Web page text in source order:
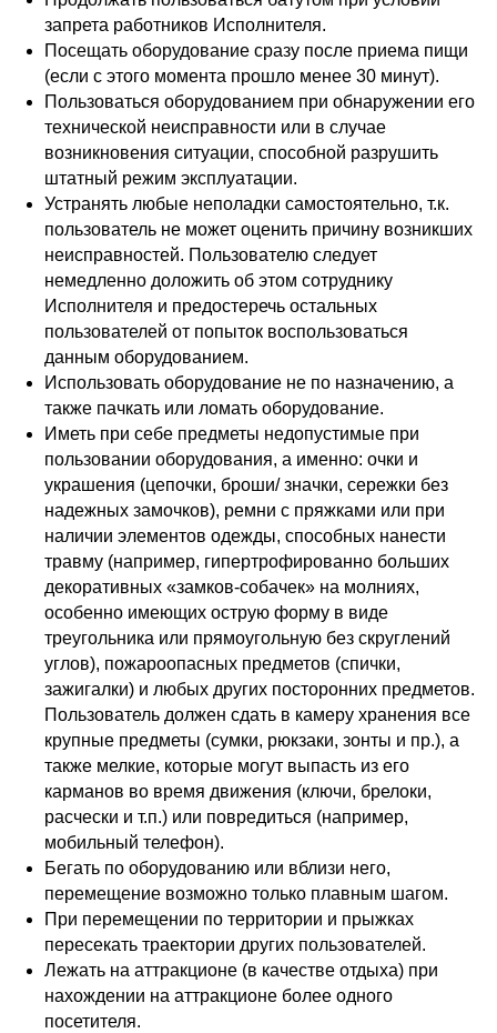
запрета работников Исполнителя.
Посещать оборудование сразу после приема пищи
(если с этого момента прошло менее 30 минут).
Пользоваться оборудованием при обнаружении его
технической неисправности или в случае
возникновения ситуации, способной разрушить
штатный режим эксплуатации.
Устранять любые неполадки самостоятельно, т.к.
пользователь не может оценить причину возникших
неисправностей. Пользователю следует
немедленно доложить об этом сотруднику
Исполнителя и предостеречь остальных
пользователей от попыток воспользоваться
данным оборудованием.
Использовать оборудование не по назначению, а
также пачкать или ломать оборудование.
Иметь при себе предметы недопустимые при
пользовании оборудования, а именно: очки и
украшения (цепочки, броши/ значки, сережки без
надежных замочков), ремни с пряжками или при
наличии элементов одежды, способных нанести
травму (например, гипертрофированно больших
декоративных «замков-собачек» на молниях,
особенно имеющих острую форму в виде
треугольника или прямоугольную без скруглений
углов), пожароопасных предметов (спички,
зажигалки) и любых других посторонних предметов.
Пользователь должен сдать в камеру хранения все
крупные предметы (сумки, рюкзаки, зонты и пр.), а
также мелкие, которые могут выпасть из его
карманов во время движения (ключи, брелоки,
расчески и т.п.) или повредиться (например,
мобильный телефон).
Бегать по оборудованию или вблизи него,
перемещение возможно только плавным шагом.
При перемещении по территории и прыжках
пересекать траектории других пользователей.
Лежать на аттракционе (в качестве отдыха) при
нахождении на аттракционе более одного
посетителя.